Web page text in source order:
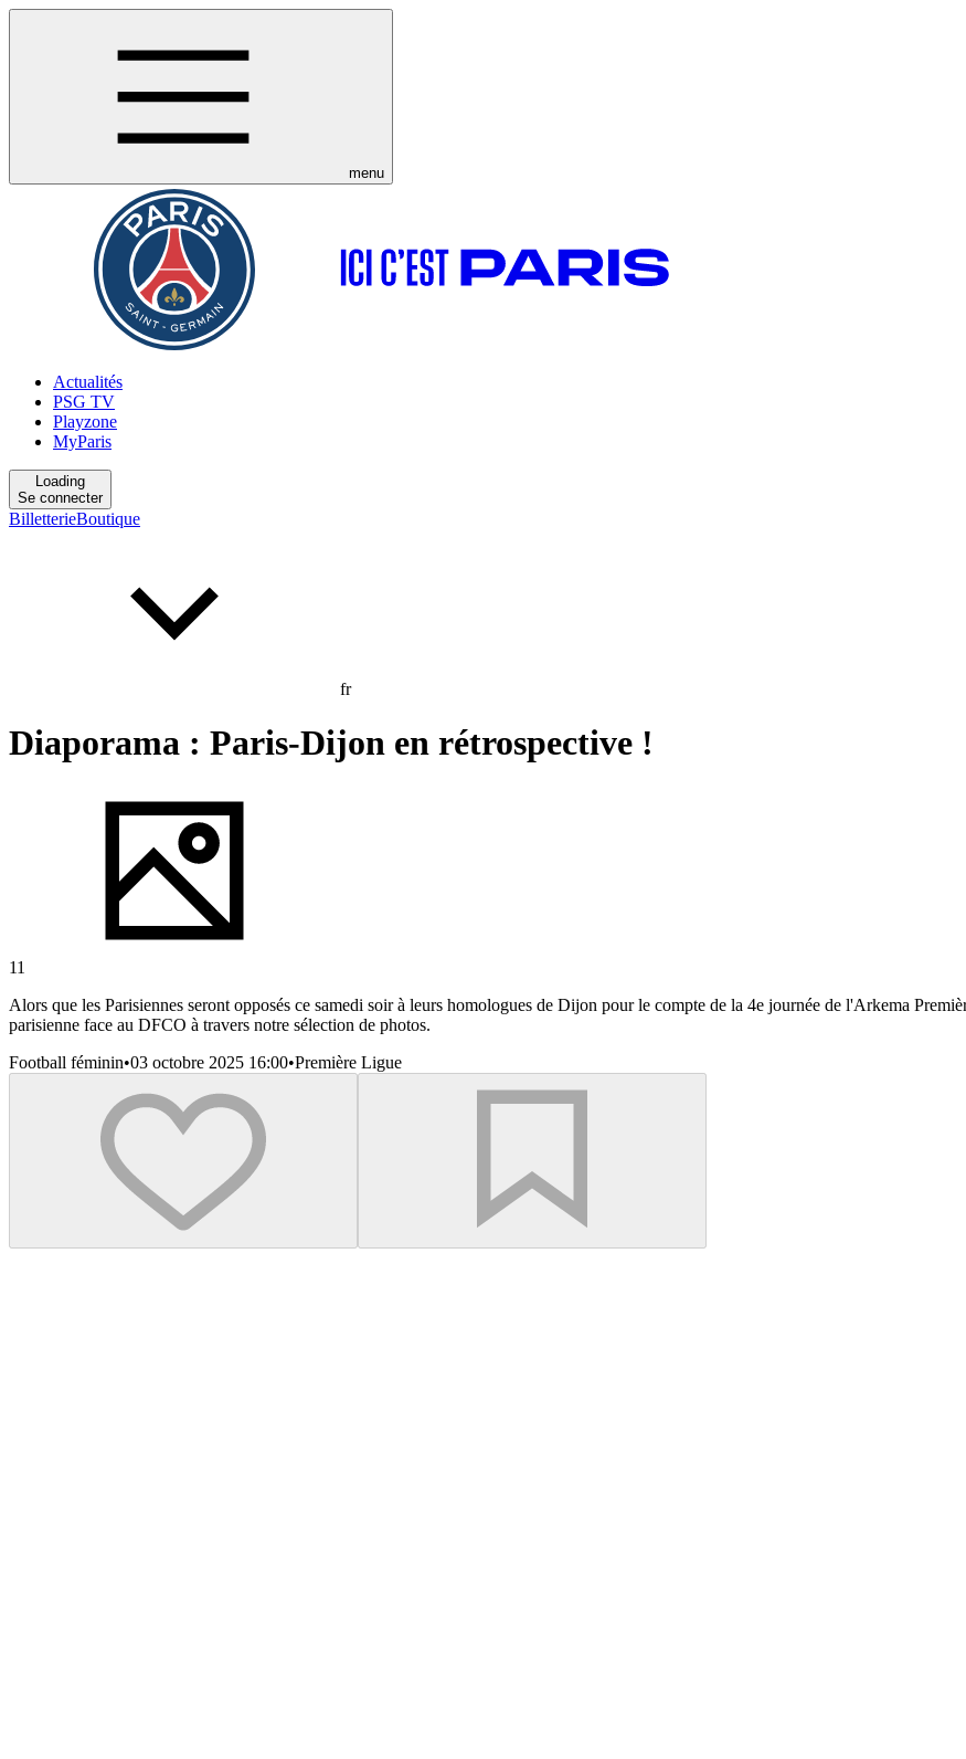
menu
Actualités
PSG TV
Playzone
MyParis
Loading
Se connecter
BilletterieBoutique
fr
Diaporama : Paris-Dijon en rétrospective !
11
Alors que les Parisiennes seront opposés ce samedi soir à leurs homologues de Dijon pour le compte de la 4e journée de l'Arkema
parisienne face au DFCO à travers notre sélection de photos.
Football féminin•03 octobre 2025 16:00•Première Ligue